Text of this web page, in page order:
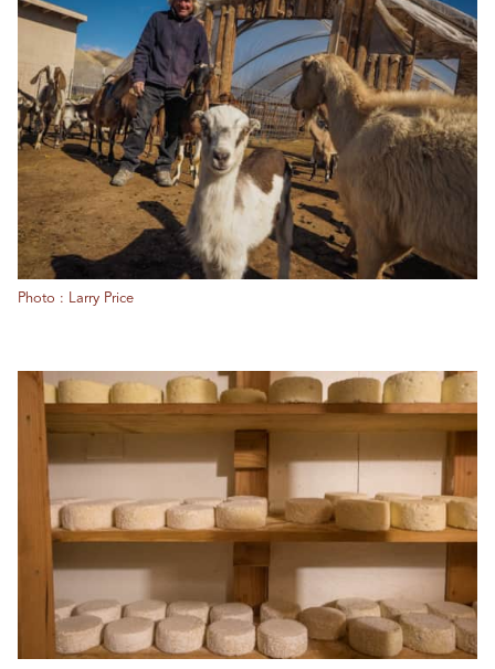
Photo : Larry Price